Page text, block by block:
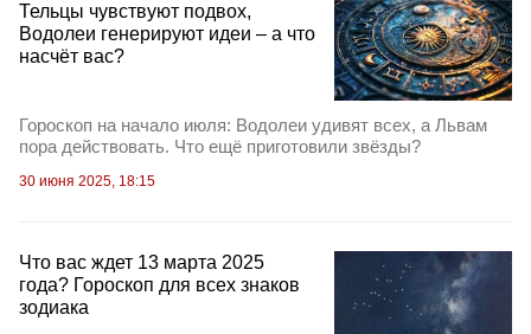
Тельцы чувствуют подвох,
Водолеи генерируют идеи – а что
насчёт вас?
Гороскоп на начало июля: Водолеи удивят всех, а Львам
пора действовать. Что ещё приготовили звёзды?
30 июня 2025, 18:15
Что вас ждет 13 марта 2025
года? Гороскоп для всех знаков
зодиака